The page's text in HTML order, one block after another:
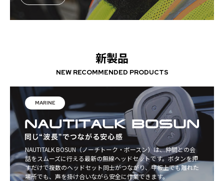
新製品
NEW RECOMMENDED PRODUCTS
MARINE
NAUTITALK BOSUN（ノーチトーク・ボースン）は、仲間との会
話をスムーズに行える最新の無線ヘッドセットです。ボタンを押
すだけで複数のヘッドセット同士がつながり、甲板上でも離れた
場所でも、声を掛け合いながら安全に作業できます。